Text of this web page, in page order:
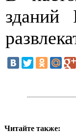
зданий
Читайте также: